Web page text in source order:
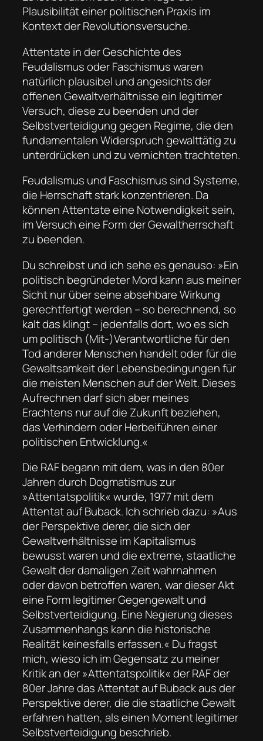
Plausibilität einer politischen Praxis im
Kontext der Revolutionsversuche.
Attentate in der Geschichte des
Feudalismus oder Faschismus waren
natürlich plausibel und angesichts der
offenen Gewaltverhältnisse ein legitimer
Versuch, diese zu beenden und der
Selbstverteidigung gegen Regime, die den
fundamentalen Widerspruch gewalttätig zu
unterdrücken und zu vernichten trachteten.
Feudalismus und Faschismus sind Systeme,
die Herrschaft stark konzentrieren. Da
können Attentate eine Notwendigkeit sein,
im Versuch eine Form der Gewaltherrschaft
zu beenden.
Du schreibst und ich sehe es genauso: »Ein
politisch begründeter Mord kann aus meiner
Sicht nur über seine absehbare Wirkung
gerechtfertigt werden – so berechnend, so
kalt das klingt – jedenfalls dort, wo es sich
um politisch (Mit-)Verantwortliche für den
Tod anderer Menschen handelt oder für die
Gewaltsamkeit der Lebensbedingungen für
die meisten Menschen auf der Welt. Dieses
Aufrechnen darf sich aber meines
Erachtens nur auf die Zukunft beziehen,
das Verhindern oder Herbeiführen einer
politischen Entwicklung.«
Die RAF begann mit dem, was in den 80er
Jahren durch Dogmatismus zur
»Attentatspolitik« wurde, 1977 mit dem
Attentat auf Buback. Ich schrieb dazu: »Aus
der Perspektive derer, die sich der
Gewaltverhältnisse im Kapitalismus
bewusst waren und die extreme, staatliche
Gewalt der damaligen Zeit wahrnahmen
oder davon betroffen waren, war dieser Akt
eine Form legitimer Gegengewalt und
Selbstverteidigung. Eine Negierung dieses
Zusammenhangs kann die historische
Realität keinesfalls erfassen.« Du fragst
mich, wieso ich im Gegensatz zu meiner
Kritik an der »Attentatspolitik« der RAF der
80er Jahre das Attentat auf Buback aus der
Perspektive derer, die die staatliche Gewalt
erfahren hatten, als einen Moment legitimer
Selbstverteidigung beschrieb.